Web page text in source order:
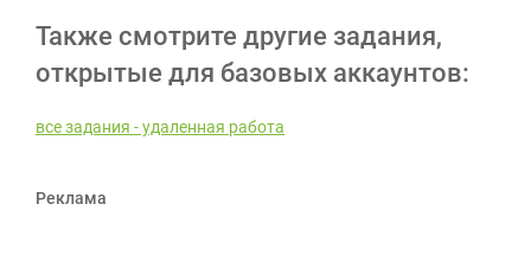
Также смотрите другие задания,
открытые для базовых аккаунтов:
все задания - удаленная работа
Реклама